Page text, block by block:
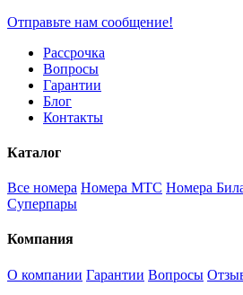
Отправьте нам сообщение!
Рассрочка
Вопросы
Гарантии
Блог
Контакты
Каталог
Все номера Номера МТС Номера
Суперпары
Компания
О компании Гарантии Вопросы